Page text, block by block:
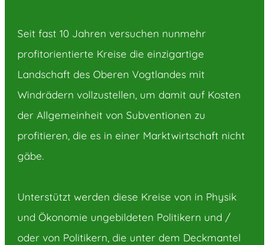
Seit fast 10 Jahren versuchen nunmehr
profitorientierte Kreise die einzigartige
Landschaft des Oberen Vogtlandes mit
Windrädern vollzustellen, um damit auf Kosten
der Allgemeinheit von Subventionen zu
profitieren, die es in einer Marktwirtschaft nicht
gäbe.
Unterstützt werden diese Kreise von in Physik
und Ökonomie ungebildeten Politikern und /
oder von Politikern, die unter dem Deckmantel